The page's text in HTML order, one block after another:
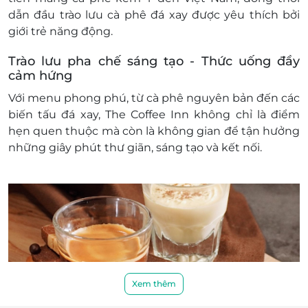
dẫn đầu trào lưu cà phê đá xay được yêu thích bởi
giới trẻ năng động.
Trào lưu pha chế sáng tạo - Thức uống đầy
cảm hứng
Với menu phong phú, từ cà phê nguyên bản đến các
biến tấu đá xay, The Coffee Inn không chỉ là điểm
hẹn quen thuộc mà còn là không gian để tận hưởng
những giây phút thư giãn, sáng tạo và kết nối.
Xem thêm